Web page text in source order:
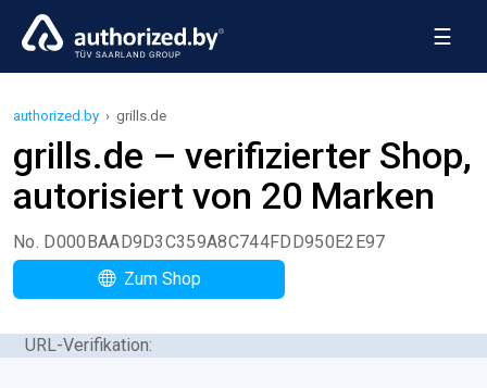
☰
authorized.by › grills.de
grills.de – verifizierter Shop,
autorisiert von 20 Marken
No. D000BAAD9D3C359A8C744FDD950E2E97
Zum Shop
URL-Verifikation: